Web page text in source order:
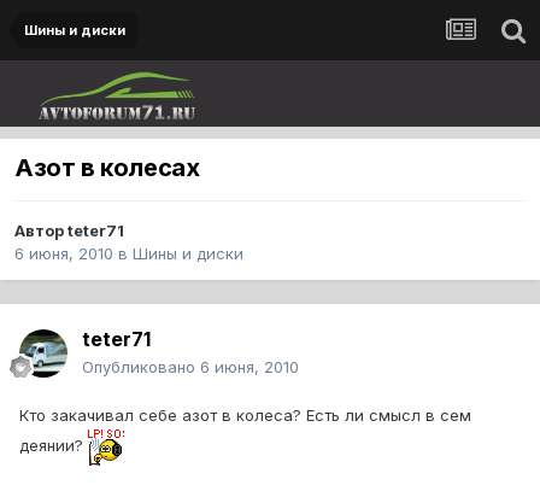
Шины и диски
Азот в колесах
Авторteter71
6 июня, 2010 в Шины и диски
teter71
Опубликовано 6 июня, 2010
Кто закачивал себе азот в колеса? Есть ли смысл в сем
деянии?